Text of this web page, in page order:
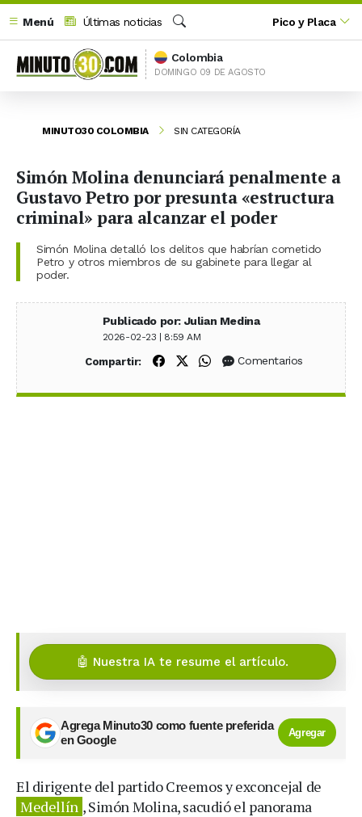
Menú
Últimas noticias
Buscar
Pico y Placa
Colombia
DOMINGO 09 DE AGOSTO
MINUTO30 COLOMBIA SIN CATEGORÍA
Simón Molina denunciará penalmente a
Gustavo Petro por presunta «estructura
criminal» para alcanzar el poder
Simón Molina detalló los delitos que habrían cometido
Petro y otros miembros de su gabinete para llegar al
poder.
Publicado por: Julian Medina
2026-02-23 | 8:59 AM
Compartir: Compartir en Facebook
Compartir en X (Twitter)
Compartir en WhatsApp
Comentarios
🤖 Nuestra IA te resume el artículo.
Agrega Minuto30 como fuente preferida
en Google
Agregar
El dirigente del partido Creemos y exconcejal de
Medellín , Simón Molina, sacudió el panorama